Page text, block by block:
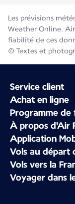
Les prévisions
Weather Online.
fiabilité de ces
© Textes et
Service client
Achat en ligne
Programme
À propos d'Air
Application
Vols au départ
Vols vers la
Voyager dans